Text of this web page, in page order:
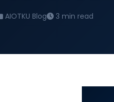
AIOTKU Blog 3 min read